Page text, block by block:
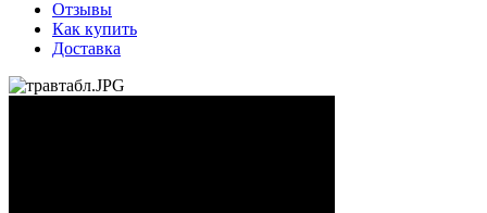
Отзывы
Как купить
Доставка